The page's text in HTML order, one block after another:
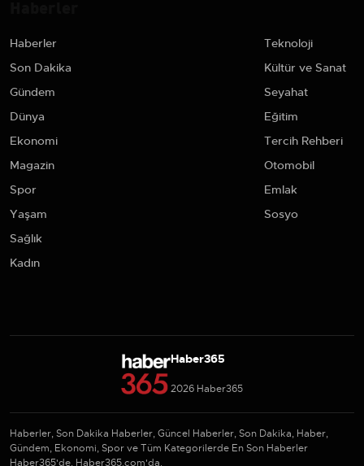
Haberler
Son Dakika
Gündem
Dünya
Ekonomi
Magazin
Spor
Yaşam
Sağlık
Kadın
Teknoloji
Kültür ve Sanat
Seyahat
Eğitim
Tercih Rehberi
Otomobil
Emlak
Sosyo
Haber365
2026 Haber365
Haberler, Son Dakika Haberler, Güncel Haberler, Son Dakika, Haber,
Gündem, Ekonomi, Spor ve Tüm Kategorilerde En Son Haberler
Haber365'de, Haber365.com'da.